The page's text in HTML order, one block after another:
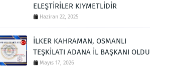
ELEŞTİRİLER KIYMETLİDİR
Haziran 22, 2025
İLKER KAHRAMAN, OSMANLI
TEŞKİLATI ADANA İL BAŞKANI OLDU
Mayıs 17, 2026